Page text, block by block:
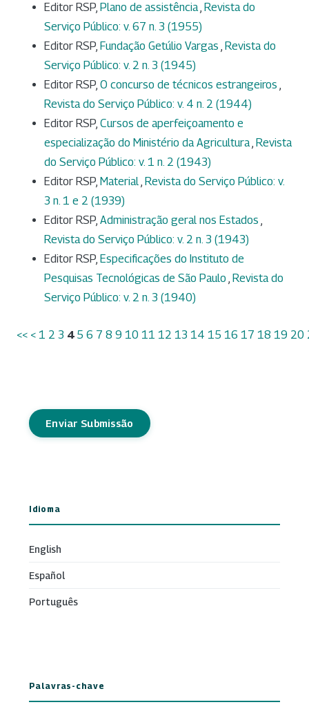
Editor RSP, Plano de assistência, Revista do
Serviço Público: v. 67 n. 3 (1955)
Editor RSP, Fundação Getúlio Vargas , Revista do
Serviço Público: v. 2 n. 3 (1945)
Editor RSP, O concurso de técnicos estrangeiros ,
Revista do Serviço Público: v. 4 n. 2 (1944)
Editor RSP, Cursos de aperfeiçoamento e
especialização do Ministério da Agricultura, Revista
do Serviço Público: v. 1 n. 2 (1943)
Editor RSP, Material, Revista do Serviço Público: v.
3 n. 1 e 2 (1939)
Editor RSP, Administração geral nos Estados ,
Revista do Serviço Público: v. 2 n. 3 (1943)
Editor RSP, Especificações do Instituto de
Pesquisas Tecnológicas de São Paulo , Revista do
Serviço Público: v. 2 n. 3 (1940)
<< < 1 2 3 4 5 6 7 8 9 10 11 12 13 14 15 16 17 18 19 20
Enviar Submissão
Idioma
English
Español
Português
Palavras-chave